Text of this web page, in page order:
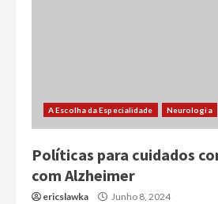
A Escolha da Especialidade Neurologia
Políticas para cuidados
com Alzheimer
ericslawka Junho 8, 2024